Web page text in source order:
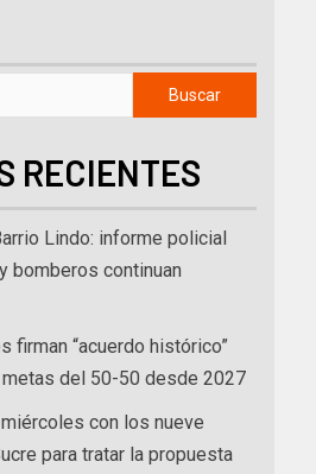
Buscar
RECIENTES
Lindo: informe policial
bomberos continuan
firman “acuerdo histórico”
metas del 50-50 desde 2027
con los nueve
para tratar la propuesta